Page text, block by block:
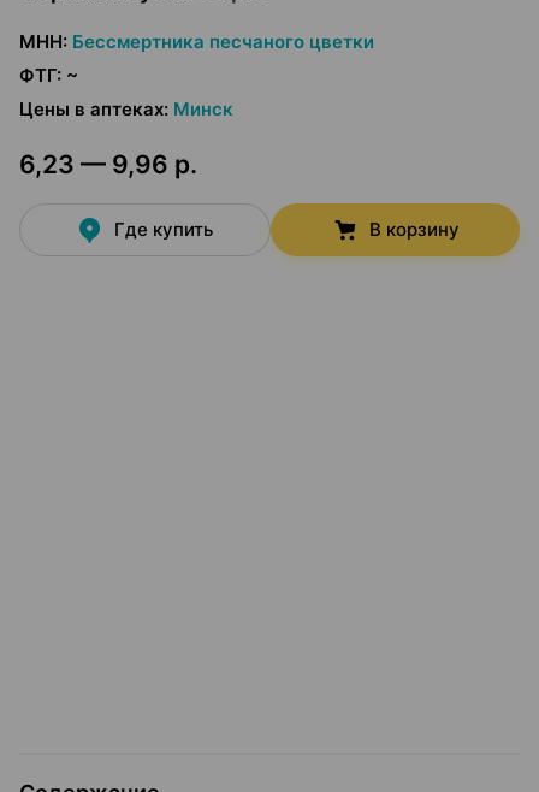
МНН: Бессмертника песчаного цветки
ФТГ: ~
Цены в аптеках: Минск
6,23 — 9,96 р.
Где купить В корзину